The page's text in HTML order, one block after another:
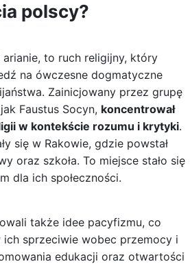
polscy?
arianie, to ruch religijny, który
na ówczesne dogmatyczne
Zainicjowany przez grupę
Faustus Socyn, koncentrował
w kontekście rozumu i krytyki.
się w Rakowie, gdzie powstał
oraz szkoła. To miejsce stało się
dla ich społeczności.
także idee pacyfizmu, co
ich sprzeciwie wobec przemocy i
edukacji oraz otwartości